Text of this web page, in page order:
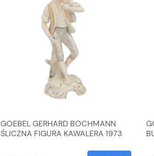
GOEBEL GERHARD BOCHMANN
ŚLICZNA FIGURA KAWALERA 1973